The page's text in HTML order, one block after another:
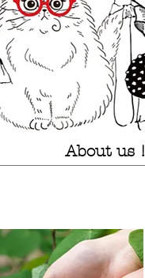
About us !